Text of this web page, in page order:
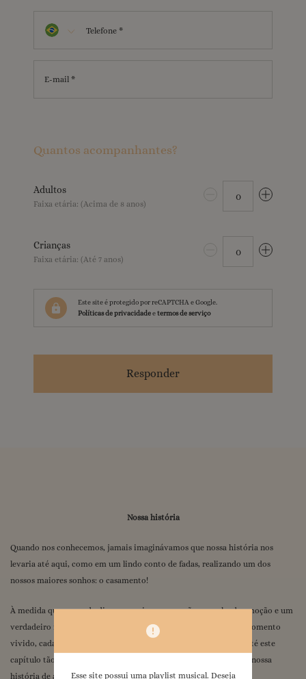
Esse site possui uma playlist musical. Deseja
Telefone *
E-mail *
Quantos acompanhantes?
Adultos
Faixa etária: (Acima de 8 anos)
0
Crianças
Faixa etária: (Até 7 anos)
0
Este site é protegido por reCAPTCHA e Google.
Políticas de privacidadeetermos de serviço
Responder
Nossa história
Quando nos conhecemos, jamais imaginávamos que nossa história nos
levaria até aqui, como em um lindo conto de fadas, realizando um dos
nossos maiores sonhos: o casamento!
À medida que o grande dia se aproxima, o coração se enche de emoção e um
verdadeiro filme passa pela nossa mente, trazendo à tona cada momento
vivido, cada desafio superado e cada lembrança que nos trouxe até este
capítulo tão especial. E como é bom revisitar cada pedacinho da nossa
história de amor.